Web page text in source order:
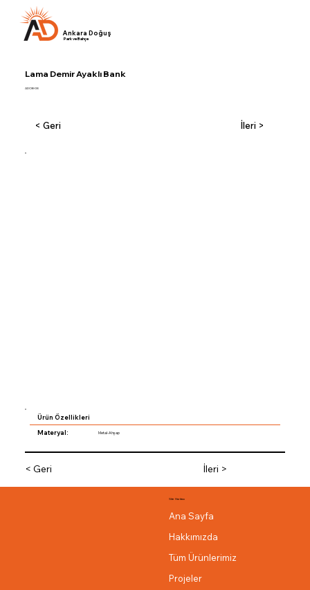
Ankara Doğuş
Park ve Bahçe
Lama Demir Ayaklı Bank
ADOB-08
< Geri İleri >
Ürün Özellikleri
Materyal: Metal-Ahşap
İleri >
< Geri
Site Haritası
Ana Sayfa
Hakkımızda
Tüm Ürünlerimiz
Projeler